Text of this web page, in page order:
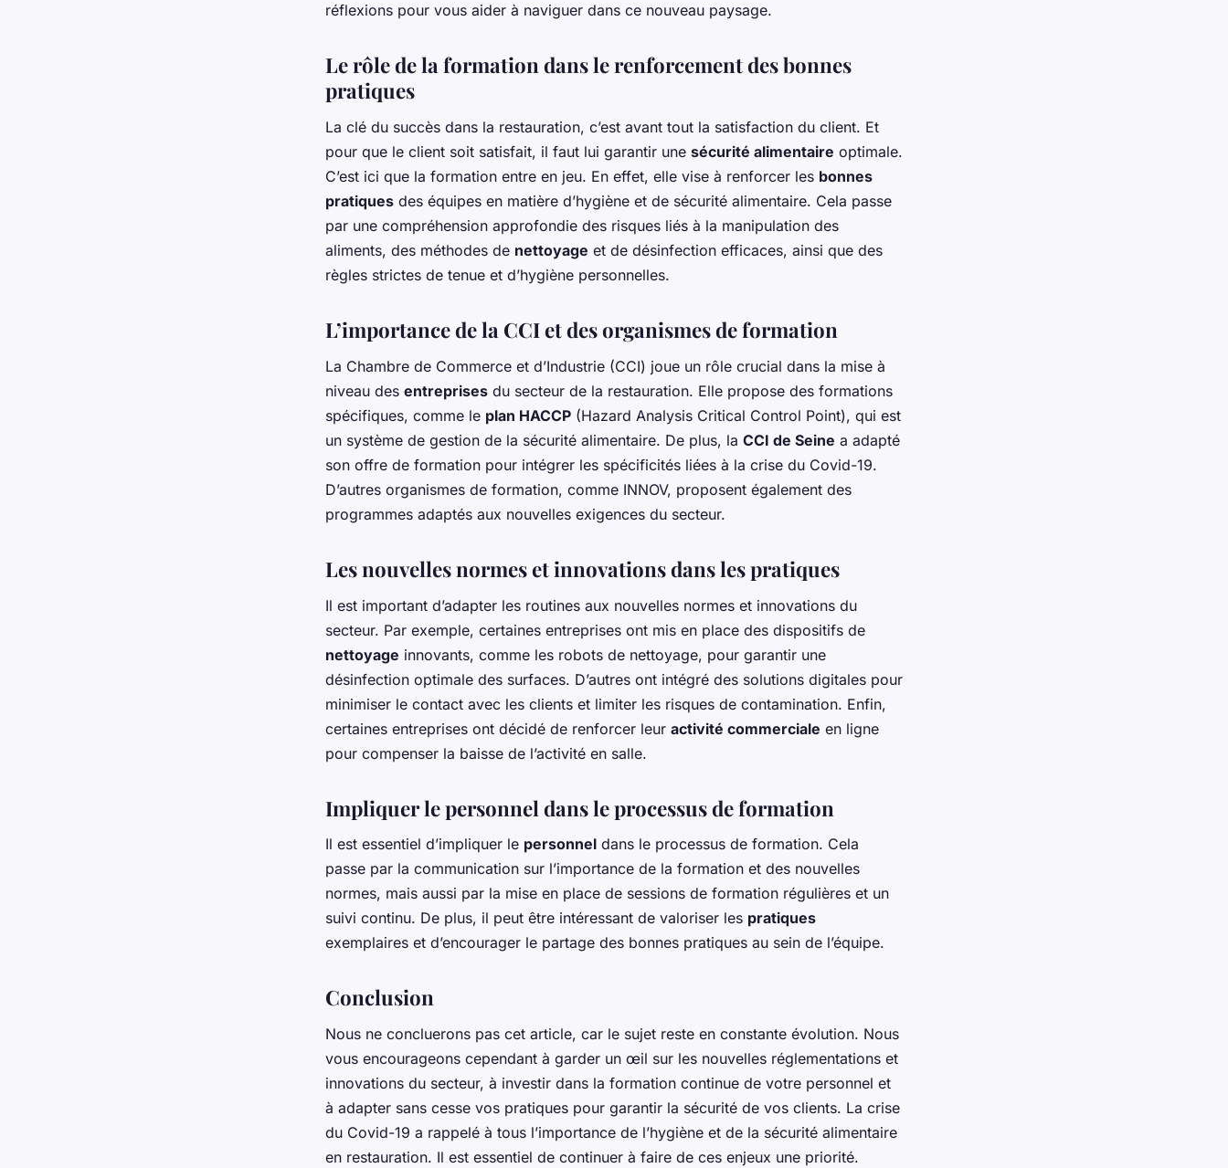
réflexions pour vous aider à naviguer dans ce nouveau paysage.
Le rôle de la formation dans le renforcement des bonnes
pratiques
La clé du succès dans la restauration, c’est avant tout la satisfaction du client. Et
pour que le client soit satisfait, il faut lui garantir une sécurité alimentaire optimale.
C’est ici que la formation entre en jeu. En effet, elle vise à renforcer les bonnes
pratiques des équipes en matière d’hygiène et de sécurité alimentaire. Cela passe
par une compréhension approfondie des risques liés à la manipulation des
aliments, des méthodes de nettoyage et de désinfection efficaces, ainsi que des
règles strictes de tenue et d’hygiène personnelles.
L’importance de la CCI et des organismes de formation
La Chambre de Commerce et d’Industrie (CCI) joue un rôle crucial dans la mise à
niveau des entreprises du secteur de la restauration. Elle propose des formations
spécifiques, comme le plan HACCP (Hazard Analysis Critical Control Point), qui est
un système de gestion de la sécurité alimentaire. De plus, la CCI de Seine a adapté
son offre de formation pour intégrer les spécificités liées à la crise du Covid-19.
D’autres organismes de formation, comme INNOV, proposent également des
programmes adaptés aux nouvelles exigences du secteur.
Les nouvelles normes et innovations dans les pratiques
Il est important d’adapter les routines aux nouvelles normes et innovations du
secteur. Par exemple, certaines entreprises ont mis en place des dispositifs de
nettoyage innovants, comme les robots de nettoyage, pour garantir une
désinfection optimale des surfaces. D’autres ont intégré des solutions digitales pour
minimiser le contact avec les clients et limiter les risques de contamination. Enfin,
certaines entreprises ont décidé de renforcer leur activité commerciale en ligne
pour compenser la baisse de l’activité en salle.
Impliquer le personnel dans le processus de formation
Il est essentiel d’impliquer le personnel dans le processus de formation. Cela
passe par la communication sur l’importance de la formation et des nouvelles
normes, mais aussi par la mise en place de sessions de formation régulières et un
suivi continu. De plus, il peut être intéressant de valoriser les pratiques
exemplaires et d’encourager le partage des bonnes pratiques au sein de l’équipe.
Conclusion
Nous ne concluerons pas cet article, car le sujet reste en constante évolution. Nous
vous encourageons cependant à garder un œil sur les nouvelles réglementations et
innovations du secteur, à investir dans la formation continue de votre personnel et
à adapter sans cesse vos pratiques pour garantir la sécurité de vos clients. La crise
du Covid-19 a rappelé à tous l’importance de l’hygiène et de la sécurité alimentaire
en restauration. Il est essentiel de continuer à faire de ces enjeux une priorité.